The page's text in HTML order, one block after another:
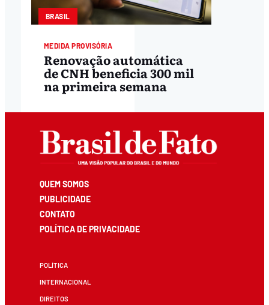
BRASIL
MEDIDA PROVISÓRIA
Renovação automática
de CNH beneficia 300 mil
na primeira semana
QUEM SOMOS
PUBLICIDADE
CONTATO
POLÍTICA DE PRIVACIDADE
POLÍTICA
INTERNACIONAL
DIREITOS